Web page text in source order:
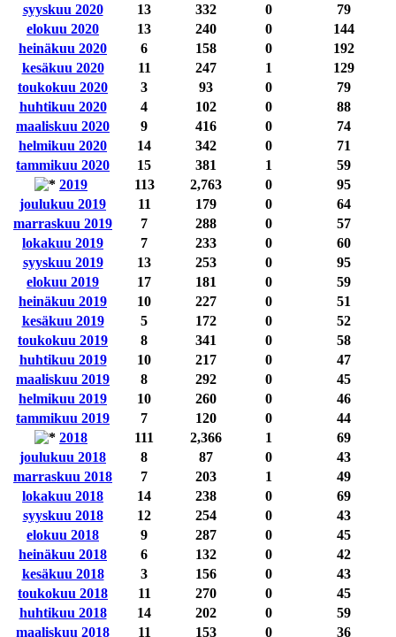
syyskuu 2020
13 332 0
79
elokuu 2020
13 240 0
144
heinäkuu 2020
6 158 0
192
kesäkuu 2020
11 247 1
129
toukokuu 2020
3 93 0
79
huhtikuu 2020
4 102 0
88
maaliskuu 2020
9 416 0
74
helmikuu 2020
14 342 0
71
tammikuu 2020
15 381 1
59
2019
113 2,763 0
95
joulukuu 2019
11 179 0
64
marraskuu 2019
7 288 0
57
lokakuu 2019
7 233 0
60
syyskuu 2019
13 253 0
95
elokuu 2019
17 181 0
59
heinäkuu 2019
10 227 0
51
kesäkuu 2019
5 172 0
52
toukokuu 2019
8 341 0
58
huhtikuu 2019
10 217 0
47
maaliskuu 2019
8 292 0
45
helmikuu 2019
10 260 0
46
tammikuu 2019
7 120 0
44
2018
111 2,366 1
69
joulukuu 2018
8 87 0
43
marraskuu 2018
7 203 1
49
lokakuu 2018
14 238 0
69
syyskuu 2018
12 254 0
43
elokuu 2018
9 287 0
45
heinäkuu 2018
6 132 0
42
kesäkuu 2018
3 156 0
43
toukokuu 2018
11 270 0
45
huhtikuu 2018
14 202 0
59
maaliskuu 2018
11 153 0 36